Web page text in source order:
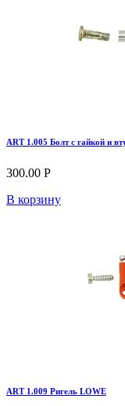
ART 1.005 Болт с гайкой и
300.00 Р
В корзину
ART 1.009 Ригель LOWE